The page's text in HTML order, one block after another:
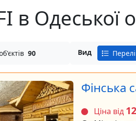
в Одеської
90 Вид
Фінська
Ціна від